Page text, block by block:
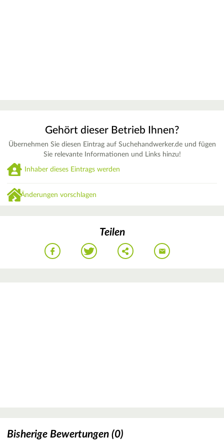
Gehört dieser Betrieb Ihnen?
Übernehmen Sie diesen Eintrag auf Suchehandwerker.de und fügen
Sie relevante Informationen und Links hinzu!
Inhaber dieses Eintrags werden
Änderungen vorschlagen
Teilen
Bisherige Bewertungen (0)